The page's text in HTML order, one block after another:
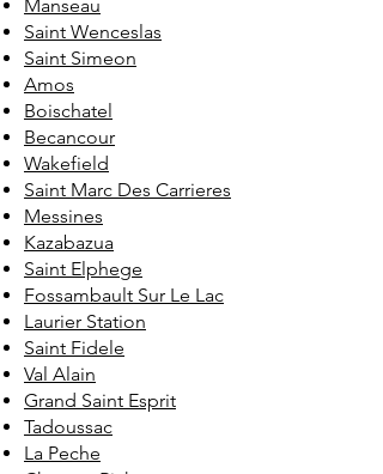
Manseau
Saint Wenceslas
Saint Simeon
Amos
Boischatel
Becancour
Wakefield
Saint Marc Des Carrieres
Messines
Kazabazua
Saint Elphege
Fossambault Sur Le Lac
Laurier Station
Saint Fidele
Val Alain
Grand Saint Esprit
Tadoussac
La Peche